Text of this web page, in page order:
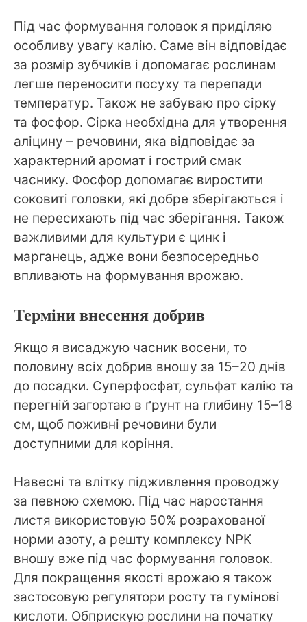
Під час формування головок я приділяю
особливу увагу калію. Саме він відповідає
за розмір зубчиків і допомагає рослинам
легше переносити посуху та перепади
температур. Також не забуваю про сірку
та фосфор. Сірка необхідна для утворення
аліцину – речовини, яка відповідає за
характерний аромат і гострий смак
часнику. Фосфор допомагає виростити
соковиті головки, які добре зберігаються і
не пересихають під час зберігання. Також
важливими для культури є цинк і
марганець, адже вони безпосередньо
впливають на формування врожаю.
Терміни внесення добрив
Якщо я висаджую часник восени, то
половину всіх добрив вношу за 15–20 днів
до посадки. Суперфосфат, сульфат калію та
перегній загортаю в ґрунт на глибину 15–18
см, щоб поживні речовини були
доступними для коріння.
Навесні та влітку підживлення проводжу
за певною схемою. Під час наростання
листя використовую 50% розрахованої
норми азоту, а решту комплексу NPK
вношу вже під час формування головок.
Для покращення якості врожаю я також
застосовую регулятори росту та гумінові
кислоти. Обприскую рослини на початку